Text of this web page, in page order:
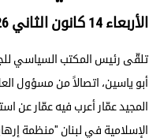
الأربعاء 14 كانون الثاني 2026
تلقّى رئيس ‏المكتب السياسي
أبو ياسين، اتصالاً من مسؤول
المجيد عمّار أعرب فيه عمّار عن
الإسلامية ‏في لبنان "منظمة